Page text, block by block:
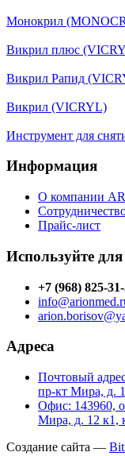
Монокрил
Викрил плюс
Викрил Рапид
Викрил (VICRYL)
Инструмент для
Информация
О компании
Прайс-лист
Используйте для
+7 (968) 825-
Адреса
Почтовый
пр-кт Мира, д.
Офис: 143960,
Мира, д. 12 к1,
Создание сайта —